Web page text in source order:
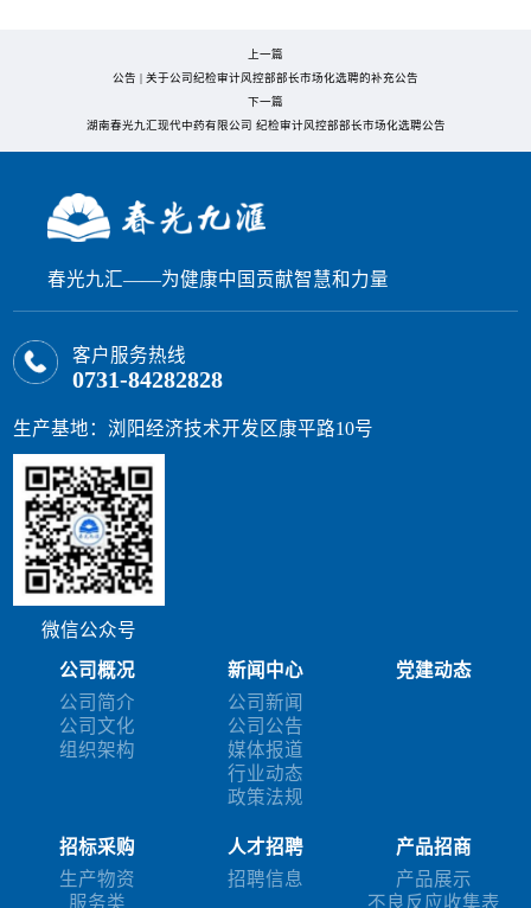
上一篇
公告 | 关于公司纪检审计风控部部长市场化选聘的补充公告
下一篇
湖南春光九汇现代中药有限公司 纪检审计风控部部长市场化选聘公告
春光九汇——为健康中国贡献智慧和力量
客户服务热线
0731-84282828
生产基地：浏阳经济技术开发区康平路10号
微信公众号
公司概况
公司简介
公司文化
组织架构
新闻中心
公司新闻
公司公告
媒体报道
行业动态
政策法规
党建动态
招标采购
生产物资
服务类
人才招聘
招聘信息
产品招商
产品展示
不良反应收集表